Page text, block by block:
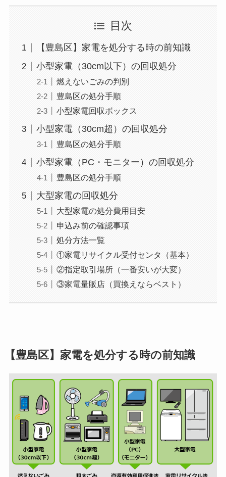
目次
【豊島区】家電を処分する時の前知識
小型家電（30cm以下）の回収処分
燃えないごみの判別
豊島区の処分手順
小型家電回収ボックス
小型家電（30cm超）の回収処分
豊島区の処分手順
小型家電（PC・モニター）の回収処分
豊島区の処分手順
大型家電の回収処分
大型家電の処分費用目安
申込み前の確認事項
処分方法一覧
①家電リサイクル受付センタ（基本）
②指定取引場所（一番安いが大変）
③家電量販店（買換えならベスト）
【豊島区】家電を処分する時の前知識